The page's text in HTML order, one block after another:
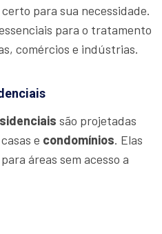
para sua necessidade.
para o tratamento
comércios e indústrias.
são projetadas
e condomínios. Elas
áreas sem acesso a